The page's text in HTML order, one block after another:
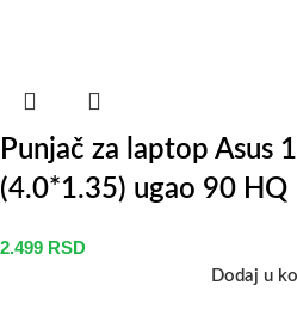
Punjač za laptop Asus
(4.0*1.35) ugao 90 HQ
2.499 RSD
Dodaj u